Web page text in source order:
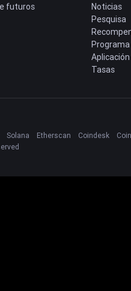
futuros
Noticias
Pesquisa
Tasas
Solana Etherscan Coindesk